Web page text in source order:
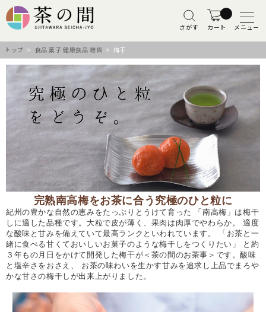
さがす カート メニュー
トップ > 食品 菓子 健康食品 雑貨 > 梅干
完熟南高梅をお茶に合う究極のひと粒に
紀州の豊かな自然の恵みをたっぷりとうけて育った 「南高梅」は梅干
しに適した品種です。大粒で皮が薄く、果肉は肉厚でやわらか。 適度
な酸味と甘みを備えていて最高ランクといわれています。 「お茶と一
緒に食べる甘くておいしいお菓子のような梅干しをつくりたい」 と約
３年もの月日をかけて開発した梅干が＜茶の間のお茶事＞です。酸味
と塩辛さをおさえ、 お茶の味わいを生かす甘みを追求し上品でまろや
かな甘さの梅干しが出来上がりました。